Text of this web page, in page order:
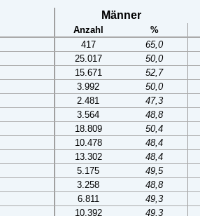
Männer
Anzahl
%
417
65,0
25.017
50,0
15.671
52,7
3.992
50,0
2.481
47,3
3.564
48,8
18.809
50,4
10.478
48,4
13.302
48,4
5.175
49,5
3.258
48,8
6.811
49,3
10.392
49,3